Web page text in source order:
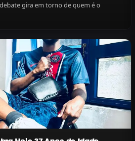
gira em torno de quem é o